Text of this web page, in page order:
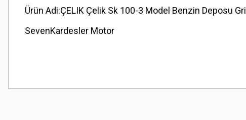
Ürün Adi:ÇELIK Çelik Sk 100-3 Model Benzin Deposu Gri
SevenKardesler Motor